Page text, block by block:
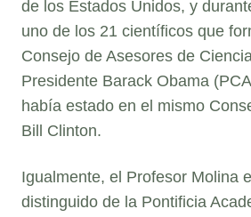
de los Estados Unidos, y
uno de los 21 científicos que
Consejo de Asesores de
Presidente Barack Obama
había estado en el mismo
Bill Clinton.
Igualmente, el Profesor Molina
distinguido de la Pontificia